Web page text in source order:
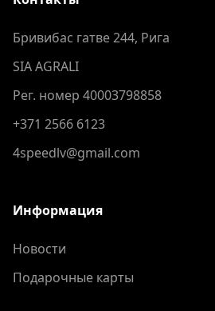
Бривибас гатве 244, Рига
SIA AGRALI
Рег. номер 40003798858
+371 2566 6123
4speedlv@gmail.com
Информация
Новости
Подарочные карты